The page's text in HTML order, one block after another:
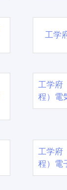
工学
工学
程）電
工学
程）電